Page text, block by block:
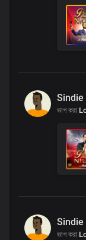
Sindie
ভাগ করা
Sindie
ভাগ করা